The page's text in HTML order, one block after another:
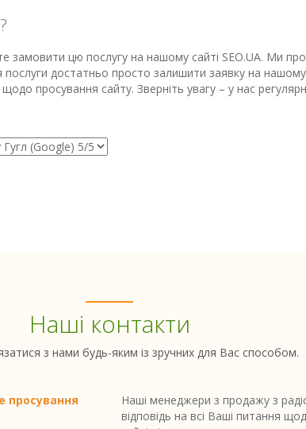
цю послугу на нашому сайті SEO.UA. Ми
послуги достатньо просто залишити заявку на
просування сайту. Зверніть увагу – у нас
Наші контакти
з нами будь-яким із зручних для Вас способом.
просування
Наші менеджери з продажу з
відповідь на всі Ваші питання